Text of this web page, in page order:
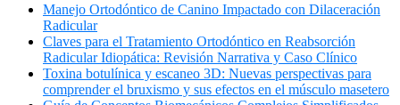
Manejo Ortodóntico de Canino Impactado con Dilaceración
Radicular
Claves para el Tratamiento Ortodóntico en Reabsorción
Radicular Idiopática: Revisión Narrativa y Caso Clínico
Toxina botulínica y escaneo 3D: Nuevas perspectivas para
comprender el bruxismo y sus efectos en el músculo masetero